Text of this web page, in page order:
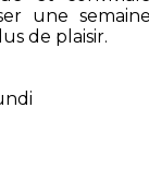
une
de plaisir.